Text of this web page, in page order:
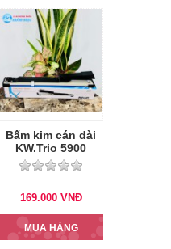
Bấm kim cán dài
KW.Trio 5900
chính hãng
169.000 VNĐ
MUA HÀNG